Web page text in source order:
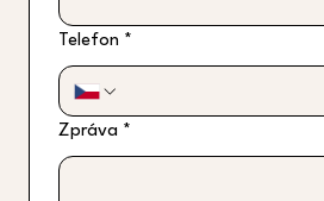
Telefon *
Zpráva *